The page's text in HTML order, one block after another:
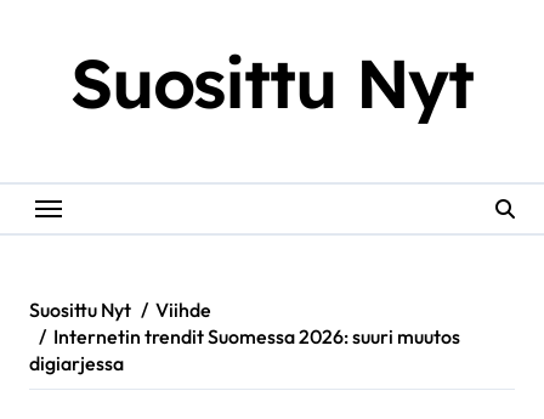
Suosittu Nyt
Suosittu Nyt
Viihde
Internetin trendit Suomessa 2026: suuri muutos
digiarjessa